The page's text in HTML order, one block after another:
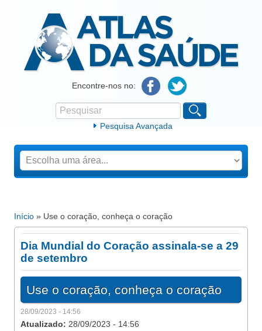
Atlas da SaúdeEncontre-nos no:
Formulário de procura
Pesquisar
Pesquisa Avançada
Está aqui
Início » Use o coração, conheça o coração
Dia Mundial do Coração assinala-se a 29
de setembro
Use o coração, conheça o coração
28/09/2023 - 14:56
Atualizado: 28/09/2023 - 14:56